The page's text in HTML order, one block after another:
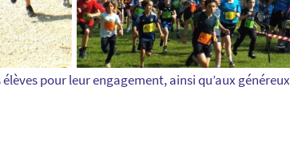
pour leur engagement, ainsi qu’aux généreux